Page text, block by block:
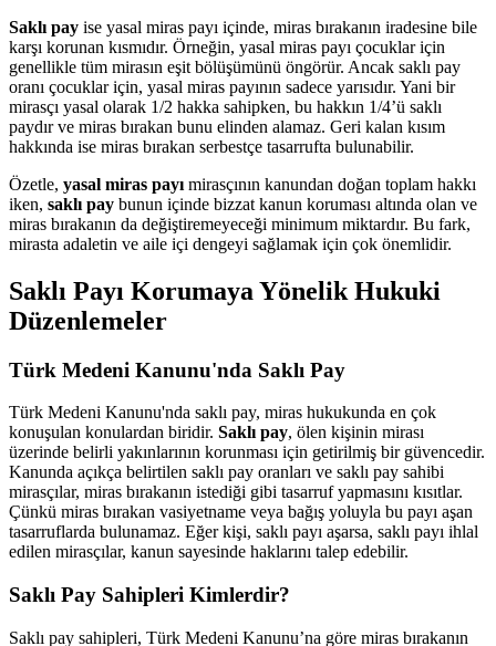
Saklı pay ise yasal miras payı içinde, miras bırakanın iradesine bile
karşı korunan kısmıdır. Örneğin, yasal miras payı çocuklar için
genellikle tüm mirasın eşit bölüşümünü öngörür. Ancak saklı pay
oranı çocuklar için, yasal miras payının sadece yarısıdır. Yani bir
mirasçı yasal olarak 1/2 hakka sahipken, bu hakkın 1/4’ü saklı
paydır ve miras bırakan bunu elinden alamaz. Geri kalan kısım
hakkında ise miras bırakan serbestçe tasarrufta bulunabilir.
Özetle, yasal miras payı mirasçının kanundan doğan toplam hakkı
iken, saklı pay bunun içinde bizzat kanun koruması altında olan ve
miras bırakanın da değiştiremeyeceği minimum miktardır. Bu fark,
mirasta adaletin ve aile içi dengeyi sağlamak için çok önemlidir.
Saklı Payı Korumaya Yönelik Hukuki
Düzenlemeler
Türk Medeni Kanunu'nda Saklı Pay
Türk Medeni Kanunu'nda saklı pay, miras hukukunda en çok
konuşulan konulardan biridir. Saklı pay, ölen kişinin mirası
üzerinde belirli yakınlarının korunması için getirilmiş bir güvencedir.
Kanunda açıkça belirtilen saklı pay oranları ve saklı pay sahibi
mirasçılar, miras bırakanın istediği gibi tasarruf yapmasını kısıtlar.
Çünkü miras bırakan vasiyetname veya bağış yoluyla bu payı aşan
tasarruflarda bulunamaz. Eğer kişi, saklı payı aşarsa, saklı payı ihlal
edilen mirasçılar, kanun sayesinde haklarını talep edebilir.
Saklı Pay Sahipleri Kimlerdir?
Saklı pay sahipleri, Türk Medeni Kanunu’na göre miras bırakanın